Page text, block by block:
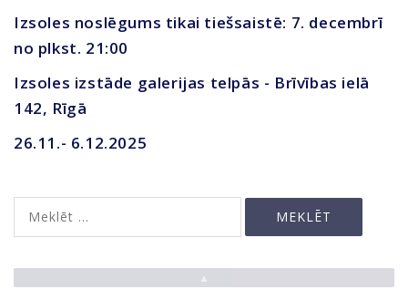
Izsoles noslēgums tikai tiešsaistē: 7. decembrī
no plkst. 21:00
Izsoles izstāde galerijas telpās - Brīvības ielā
142, Rīgā
26.11.- 6.12.2025